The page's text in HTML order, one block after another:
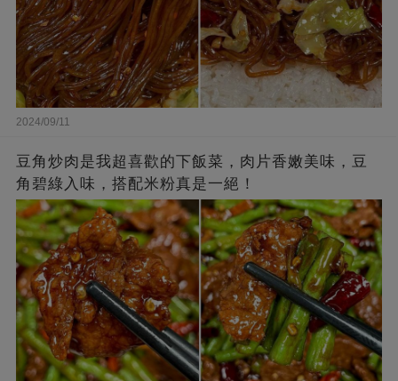
2024/09/11
豆角炒肉是我超喜歡的下飯菜，肉片香嫩美味，豆
角碧綠入味，搭配米粉真是一絕！